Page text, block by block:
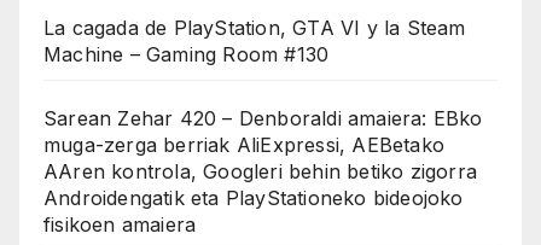
La cagada de PlayStation, GTA VI y la Steam
Machine – Gaming Room #130
Sarean Zehar 420 – Denboraldi amaiera: EBko
muga-zerga berriak AliExpressi, AEBetako
AAren kontrola, Googleri behin betiko zigorra
Androidengatik eta PlayStationeko bideojoko
fisikoen amaiera